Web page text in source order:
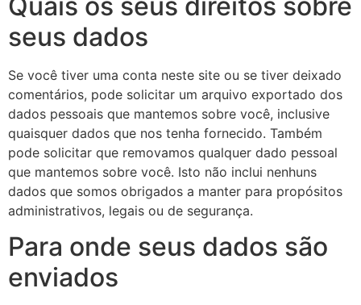
seus dados
Se você tiver uma conta neste site ou se tiver deixado
comentários, pode solicitar um arquivo exportado dos
dados pessoais que mantemos sobre você, inclusive
quaisquer dados que nos tenha fornecido. Também
pode solicitar que removamos qualquer dado pessoal
que mantemos sobre você. Isto não inclui nenhuns
dados que somos obrigados a manter para propósitos
administrativos, legais ou de segurança.
Para onde seus dados são
enviados